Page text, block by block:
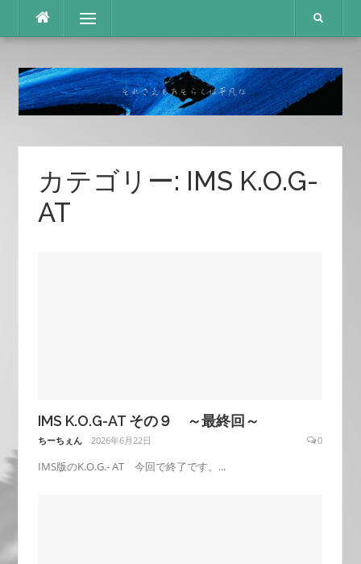
テ
メニュー
カテゴリー: IMS K.O.G-
AT
IMS K.O.G-AT その９ ～最終回～
ちーちぇん 2026年6月22日 0
IMS版のK.O.G.- AT 今回で終了です。...